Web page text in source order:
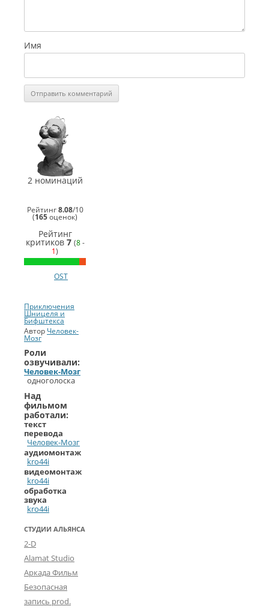
Имя
СинеГомэр
2014
Лучший
сериал
kro44i)
СинеГомэр
закадровый
голос
(Человек-
Мозг)
2 номинаций
Рейтинг8.08/10
(165оценок)
Рейтинг
критиков 7 (8-
1)
OST
Приключения
Шницеля и
Бифштекса
Автор Человек-
Мозг
Роли
озвучивали:
Человек-Мозг
одноголоска
Над
фильмом
работали:
текст
перевода
Человек-Мозг
аудиомонтаж
kro44i
видеомонтаж
kro44i
обработка
звука
kro44i
СТУДИИ АЛЬЯНСА
2-D
Alamat Studio
Аркада Фильм
Безопасная
запись prod.